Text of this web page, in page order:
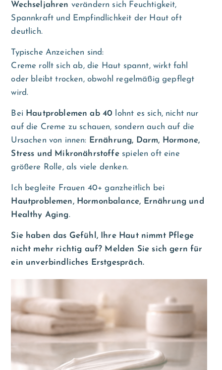
Wechseljahren verändern sich Feuchtigkeit,
Spannkraft und Empfindlichkeit der Haut oft
deutlich.
Typische Anzeichen sind:
Creme rollt sich ab, die Haut spannt, wirkt fahl
oder bleibt trocken, obwohl regelmäßig gepflegt
wird.
Bei Hautproblemen ab 40 lohnt es sich, nicht nur
auf die Creme zu schauen, sondern auch auf die
Ursachen von innen: Ernährung, Darm, Hormone,
Stress und Mikronährstoffespielen oft eine
größere Rolle, als viele denken.
Ich begleite Frauen 40+ ganzheitlich bei
Hautproblemen, Hormonbalance, Ernährung und
Healthy Aging.
Sie haben das Gefühl, Ihre Haut nimmt Pflege
nicht mehr richtig auf? Melden Sie sich gern für
ein unverbindliches Erstgespräch.